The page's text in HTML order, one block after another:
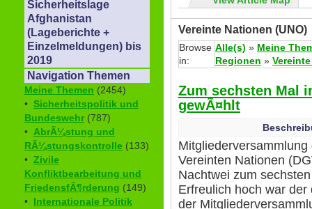
Sicherheitslage
Afghanistan
(Lageberichte +
Einzelmeldungen) bis
2019
Navigation Themen
Meine Themen (2454)
• Sicherheitspolitik und
Bundeswehr (787)
• AbrÃ¼stung und
RÃ¼stungskontrolle (133)
• Zivile
Konfliktbearbeitung und
FriedensfÃ¶rderung (149)
• Internationale Politik
Vereinte Nationen (UNO)
Browse
in:
Alle(s) » Meine
Regionen »
Zum sechsten Mal
gewÃ¤hlt
Vereinten Nationen
Nachtwei zum
Erfreulich hoch war
der